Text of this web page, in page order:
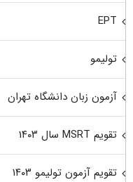
EPT
تولیمو
آزمون زبان دانشگاه تهران
تقویم MSRT سال ۱۴۰۳
تقویم آزمون تولیمو ۱۴۰۳